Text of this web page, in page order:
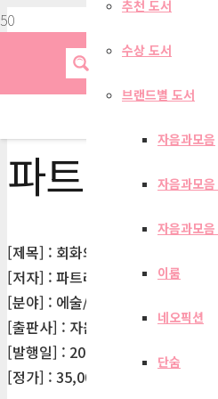
추천 도서
수상 도서
브랜드별 도서
자음과모음
자음과모
자음과모
이룸
네오픽션
단숨
파트리시아
[제목] : 회화의 거장들
[저자] : 파트리시아 프리드카라사
[분야] : 에술/대중문화
[출판사] : 자음과모음
[발행일] : 2011-03-31
[정가] : 35,000원